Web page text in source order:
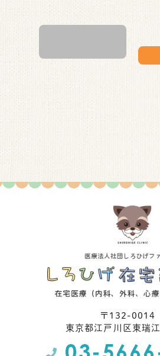
2.個人情報の収集
を行なうとともに、漏洩や紛失等
対して安全対策を実施し、個人情
当社は、ご本人の同意を得ないで
要な範囲を超えて個人情報を取り
5.個人情報の第三者への提供
当社は、ご本人の同意を得ないで
三者に開示、提供することはあり
により開示を求められた場合を除
6.個人情報の開示・訂正等
〒132-0014
東京都江⼾川区東瑞